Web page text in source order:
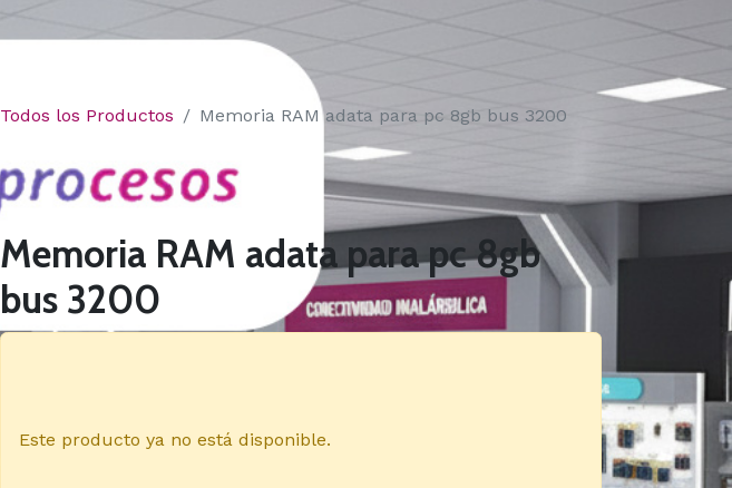
Todos los Productos Memoria RAM adata para pc 8gb bus 3200
Memoria RAM adata para pc 8gb
bus 3200
Este producto ya no está disponible.